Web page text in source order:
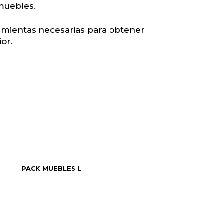
necesarias para obtener
PACK MUEBLES L